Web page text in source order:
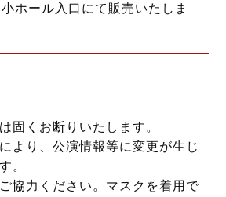
ホール入口にて販売いたしま
固くお断りいたします。
より、公演情報等に変更が生じ
。
協力ください。マスクを着用で